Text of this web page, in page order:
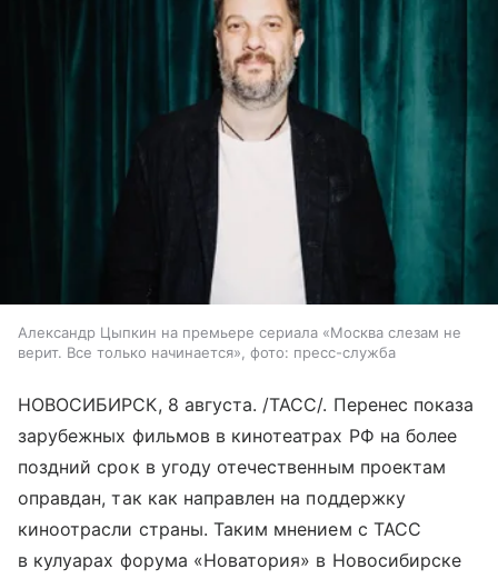
Александр Цыпкин на премьере сериала «Москва слезам не
верит. Все только начинается», фото: пресс-служба
НОВОСИБИРСК, 8 августа. /ТАСС/. Перенес показа
зарубежных фильмов в кинотеатрах РФ на более
поздний срок в угоду отечественным проектам
оправдан, так как направлен на поддержку
киноотрасли страны. Таким мнением с ТАСС
в кулуарах форума «Новатория» в Новосибирске